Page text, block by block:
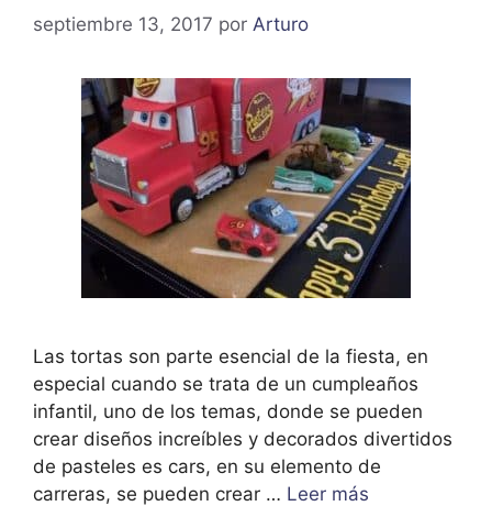
septiembre 13, 2017 por Arturo
Las tortas son parte esencial de la fiesta, en
especial cuando se trata de un cumpleaños
infantil, uno de los temas, donde se pueden
crear diseños increíbles y decorados divertidos
de pasteles es cars, en su elemento de
carreras, se pueden crear … Leer más